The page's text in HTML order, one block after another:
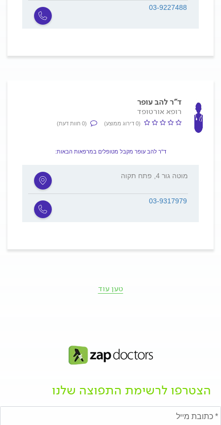
03-9227488
ד"ר להב עופר
רופא אורטופד
(0 דירוג ממוצע) (0 חוות דעת)
ד"ר להב עופר מקבל מטופלים במרפאות הבאות:
מוטה גור 4, פתח תקוה
03-9317979
טען עוד
הצטרפו לרשימת התפוצה שלנו